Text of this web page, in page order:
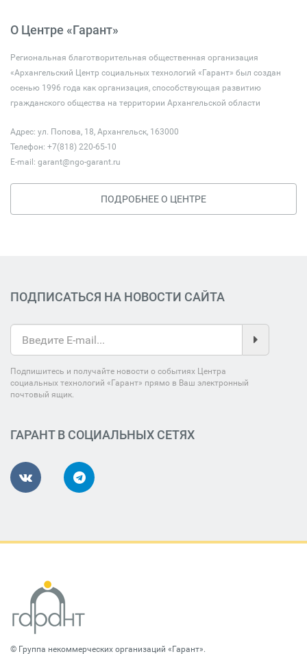
О Центре «Гарант»
Региональная благотворительная общественная организация
«Архангельский Центр социальных технологий «Гарант» был создан
осенью 1996 года как организация, способствующая развитию
гражданского общества на территории Архангельской области
Адрес: ул. Попова, 18, Архангельск, 163000
Телефон: +7(818) 220-65-10
E-mail: garant@ngo-garant.ru
ПОДРОБНЕЕ О ЦЕНТРЕ
ПОДПИСАТЬСЯ НА НОВОСТИ САЙТА
Подпишитесь и получайте новости о событиях Центра
социальных технологий «Гарант» прямо в Ваш электронный
почтовый ящик.
ГАРАНТ В СОЦИАЛЬНЫХ СЕТЯХ
© Группа некоммерческих организаций «Гарант».